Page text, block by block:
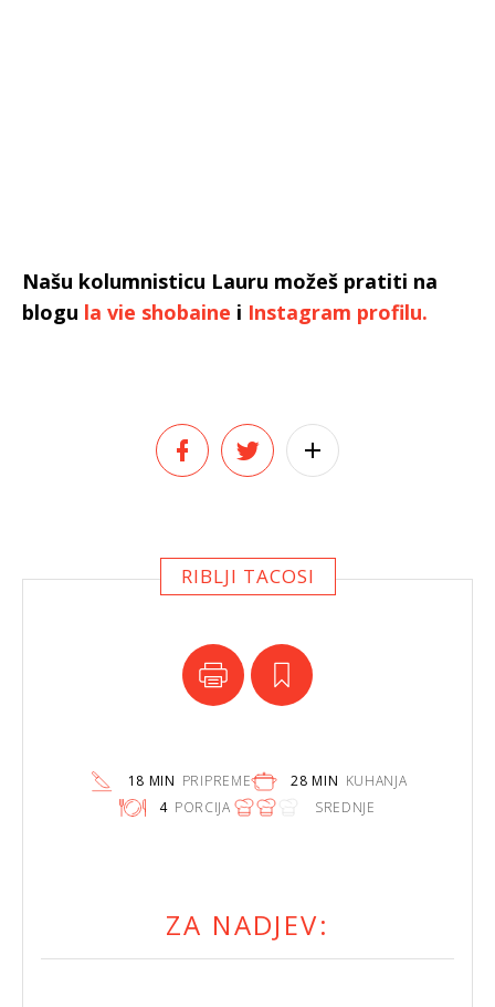
Našu kolumnisticu Lauru možeš pratiti na
blogu la vie shobaine i Instagram profilu.
RIBLJI TACOSI
18 MIN PRIPREME 28 MIN KUHANJA
4 PORCIJA SREDNJE
ZA NADJEV: